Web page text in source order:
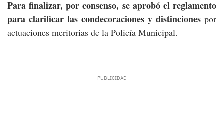
Para finalizar, por consenso, se aprobó el reglamento
para clarificar las condecoraciones y distinciones por
actuaciones meritorias de la Policía Municipal.